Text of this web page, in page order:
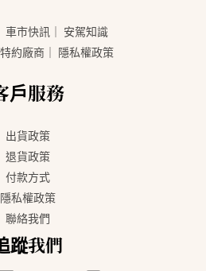
車市快訊 ｜ 安駕知識
特約廠商 ｜ 隱私權政策
戶服務
出貨政策
退貨政策
付款方式
隱私權政策
聯絡我們
蹤我們